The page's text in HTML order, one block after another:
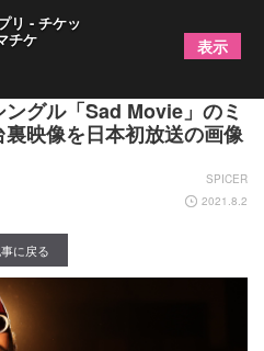
とタイの人気ラッパーエ
グル「Sad Movie」のミ
映像を日本初放送の画像
SPICER
2021.8.2
に戻る
リ - チケッ
チケ 表示